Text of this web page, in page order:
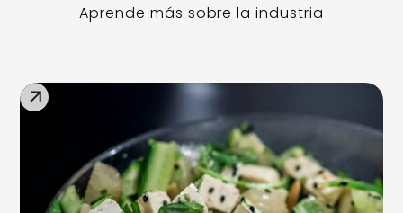
Aprende más sobre la industria